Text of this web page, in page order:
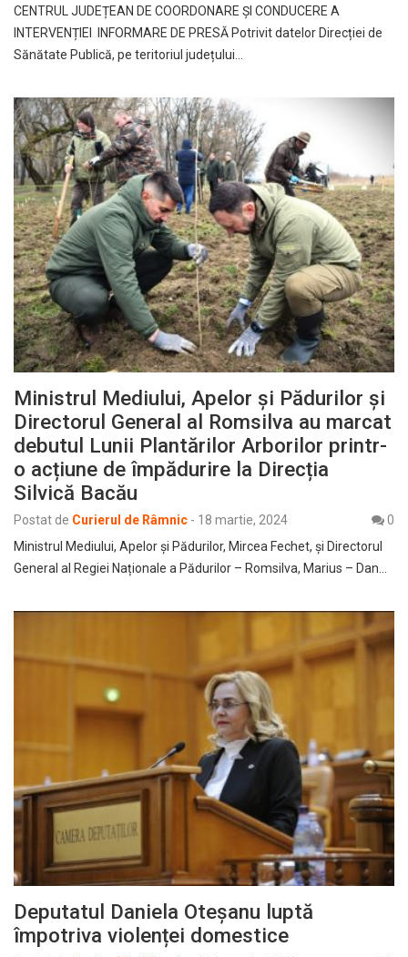
CENTRUL JUDEȚEAN DE COORDONARE ȘI CONDUCERE A
INTERVENȚIEI INFORMARE DE PRESĂ Potrivit datelor Direcției de
Sănătate Publică, pe teritoriul județului…
Ministrul Mediului, Apelor și Pădurilor și
Directorul General al Romsilva au marcat
debutul Lunii Plantărilor Arborilor printr-
o acțiune de împădurire la Direcția
Silvică Bacău
Postat de Curierul de Râmnic - 18 martie, 2024
0
Ministrul Mediului, Apelor și Pădurilor, Mircea Fechet, și Directorul
General al Regiei Naționale a Pădurilor – Romsilva, Marius – Dan…
Deputatul Daniela Oteșanu luptă
împotriva violenței domestice